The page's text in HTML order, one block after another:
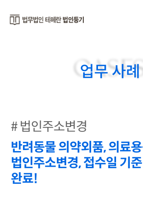
업무 사례
법인주소변경
반려동물 의약외품, 의료
법인주소변경, 접수일 기
완료!